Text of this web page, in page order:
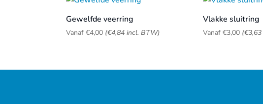
Gewelfde veerring
Vanaf €4,00 (€4,84 incl. BTW)
Vlakke sluitring
Vanaf €3,00 (€3,63